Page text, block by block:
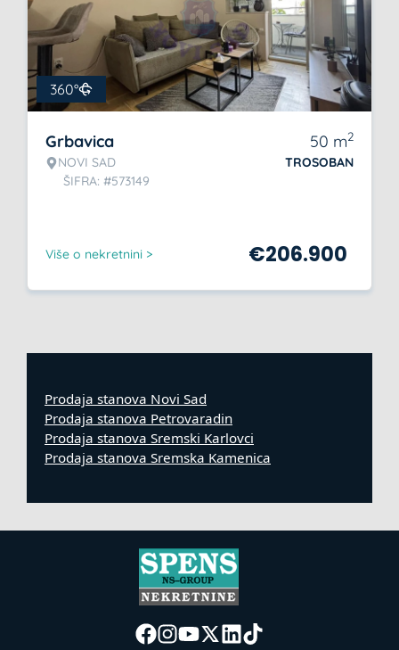
360°
Grbavica
NOVI SAD
ŠIFRA: #573149
50 m2
TROSOBAN
Više o nekretnini > €206.900
Prodaja stanova Novi Sad
Prodaja stanova Petrovaradin
Prodaja stanova Sremski Karlovci
Prodaja stanova Sremska Kamenica